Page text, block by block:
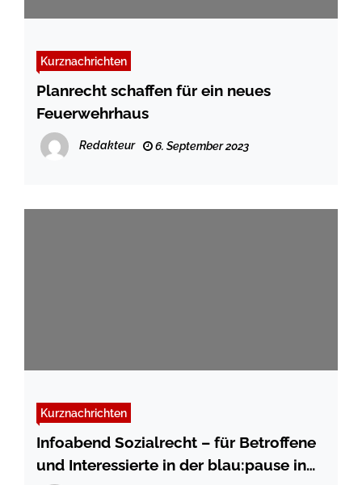
Kurznachrichten
Planrecht schaffen für ein neues
Feuerwehrhaus
Redakteur 6. September 2023
Kurznachrichten
Infoabend Sozialrecht – für Betroffene
und Interessierte in der blau:pause in